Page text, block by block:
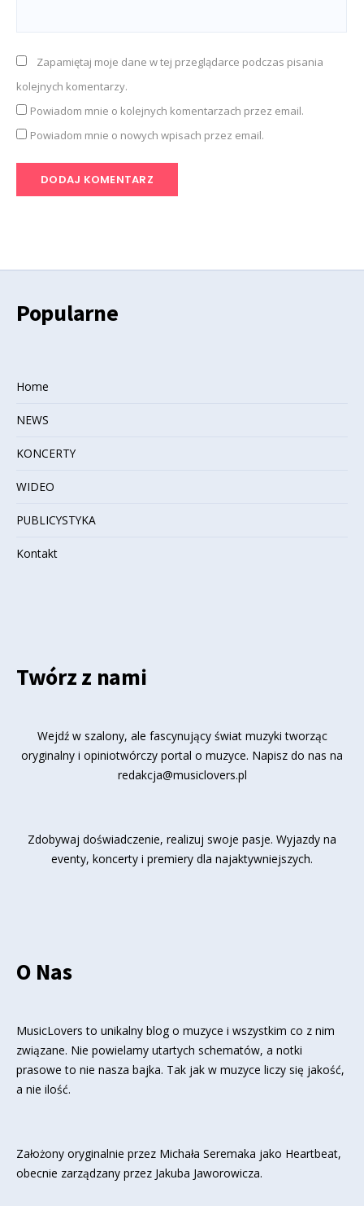
Zapamiętaj moje dane w tej przeglądarce podczas pisania
kolejnych komentarzy.
Powiadom mnie o kolejnych komentarzach przez email.
Powiadom mnie o nowych wpisach przez email.
Popularne
Home
NEWS
KONCERTY
WIDEO
PUBLICYSTYKA
Kontakt
Twórz z nami
Wejdź w szalony, ale fascynujący świat muzyki tworząc
oryginalny i opiniotwórczy portal o muzyce. Napisz do nas na
redakcja@musiclovers.pl
Zdobywaj doświadczenie, realizuj swoje pasje. Wyjazdy na
eventy, koncerty i premiery dla najaktywniejszych.
O Nas
MusicLovers to unikalny blog o muzyce i wszystkim co z nim
związane. Nie powielamy utartych schematów, a notki
prasowe to nie nasza bajka. Tak jak w muzyce liczy się jakość,
a nie ilość.
Założony oryginalnie przez Michała Seremaka jako Heartbeat,
obecnie zarządzany przez Jakuba Jaworowicza.